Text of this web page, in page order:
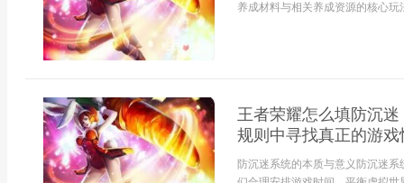
养成材料与相关养成资源的核心
王者荣耀怎么填防沉
规则中寻找真正的游戏
防沉迷系统的本质与意义防沉迷